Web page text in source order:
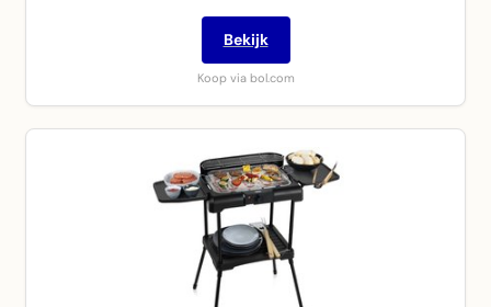
Bekijk
Koop via bol.com